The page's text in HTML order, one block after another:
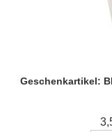
Geschenkartikel: